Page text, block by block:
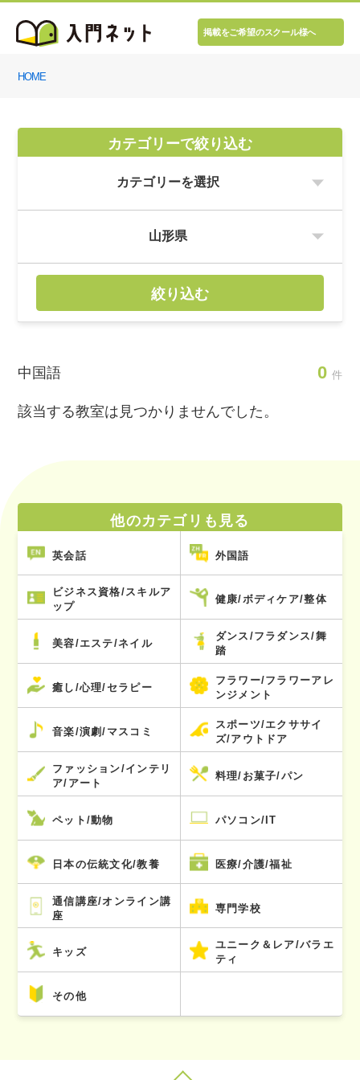
掲載をご希望のスクール様へ
HOME
カテゴリーで絞り込む
絞り込む
中国語 0 件
該当する教室は見つかりませんでした。
他のカテゴリも見る
英会話 外国語
ビジネス資格/スキルア
ップ
健康/ボディケア/整体
美容/エステ/ネイル
ダンス/フラダンス/舞
踏
癒し/心理/セラピー
フラワー/フラワーアレ
ンジメント
音楽/演劇/マスコミ
スポーツ/エクササイ
ズ/アウトドア
ファッション/インテリ
ア/アート
料理/お菓子/パン
ペット/動物 パソコン/IT
日本の伝統文化/教養 医療/介護/福祉
通信講座/オンライン講
座
専門学校
キッズ
ユニーク＆レア/バラエ
ティ
その他